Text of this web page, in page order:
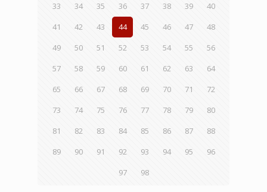
33
34 35 36 37 38 39
40
41
42 43 44 45 46 47
48
49
50 51 52 53 54 55
56
57
58 59 60 61 62 63
64
65
66 67 68 69 70 71
72
73
74 75 76 77 78 79
80
81
82 83 84 85 86 87
88
89
90 91 92 93 94 95
96
97
98